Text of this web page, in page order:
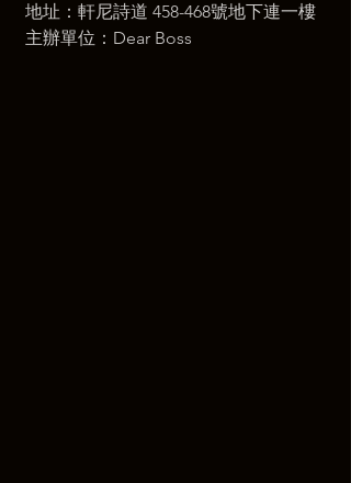
地址：軒尼詩道 458-468號地下連一樓
主辦單位：Dear Boss